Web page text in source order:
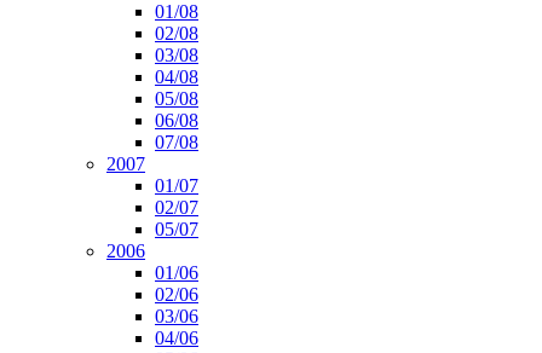
01/08
02/08
03/08
04/08
05/08
06/08
07/08
2007
01/07
02/07
05/07
2006
01/06
02/06
03/06
04/06